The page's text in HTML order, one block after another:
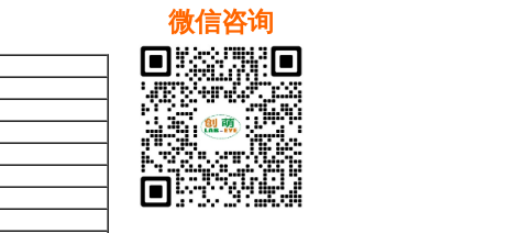
Bio-rad 基础型电源
Bio-Rad垂直蛋白电泳槽
Bio-rad水平核酸电泳槽
小型静音掌上离心机
台式高速冷冻离心机
二级B2型生物安全柜
二级A2型生物安全柜
超低温冰箱
微信咨询